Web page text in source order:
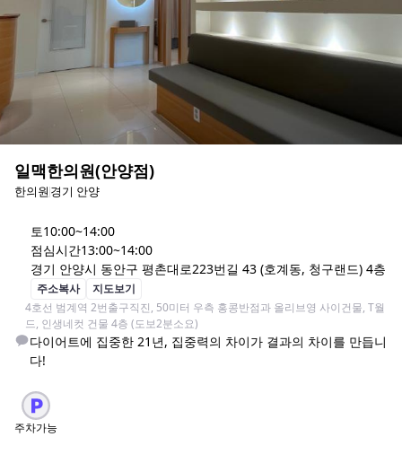
일맥한의원(안양점)
한의원 경기 안양
토10:00~14:00
점심시간13:00~14:00
경기 안양시 동안구 평촌대로223번길 43 (호계동, 청구랜드) 4층
주소복사
지도보기
4호선 범계역 2번출구직진, 50미터 우측 홍콩반점과 올리브영 사이건물, T월
드, 인생네컷 건물 4층 (도보2분소요)
다이어트에 집중한 21년, 집중력의 차이가 결과의 차이를 만듭니
주차가능